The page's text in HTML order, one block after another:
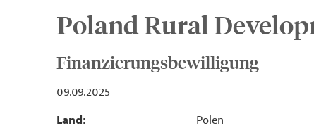
Poland Rural
Finanzierungsbewilligung
09.09.2025
Land
Polen